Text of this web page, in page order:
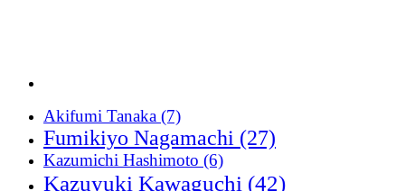
Akifumi Tanaka (7)
Fumikiyo Nagamachi (27)
Kazumichi Hashimoto (6)
Kazuyuki Kawaguchi (42)